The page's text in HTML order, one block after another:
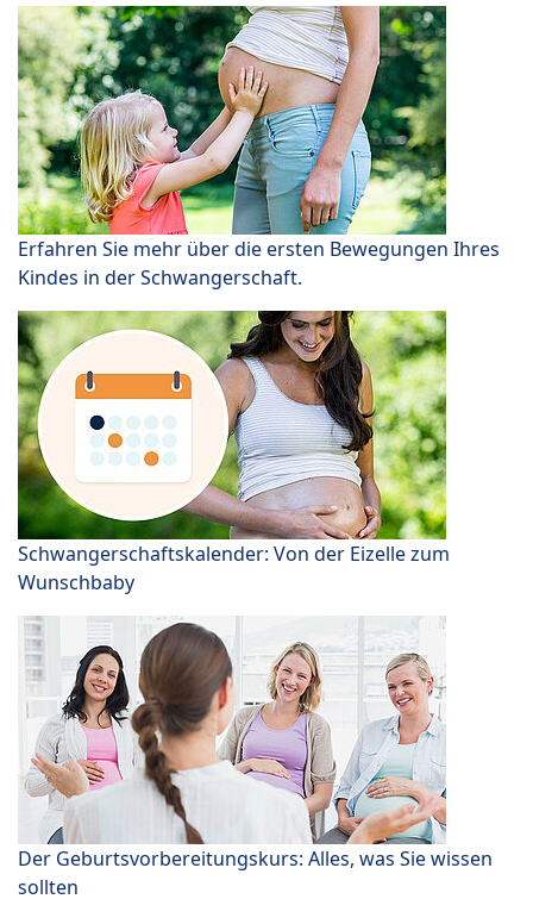
Erfahren Sie mehr über die ersten Bewegungen Ihres
Kindes in der Schwangerschaft.
Schwangerschaftskalender: Von der Eizelle zum
Wunschbaby
Der Geburtsvorbereitungskurs: Alles, was Sie wissen
sollten